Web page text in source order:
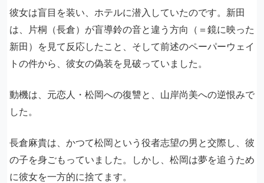
彼女は盲目を装い、ホテルに潜入していたのです。新田
は、片桐（長倉）が盲導鈴の音と違う方向（＝鏡に映った
新田）を見て反応したこと、そして前述のペーパーウェイ
トの件から、彼女の偽装を見破っていました。
動機は、元恋人・松岡への復讐と、山岸尚美への逆恨みで
した。
長倉麻貴は、かつて松岡という役者志望の男と交際し、彼
の子を身ごもっていました。しかし、松岡は夢を追うため
に彼女を一方的に捨てます。